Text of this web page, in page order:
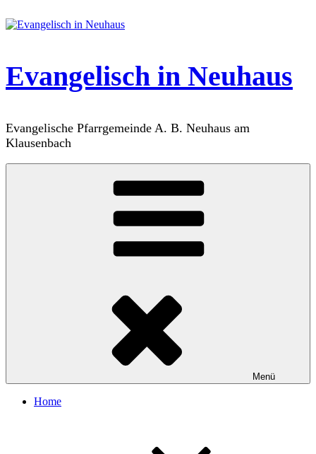
Inhalt
Evangelisch in Neuhaus
Evangelische Pfarrgemeinde A. B. Neuhaus am
Klausenbach
Menü
Home